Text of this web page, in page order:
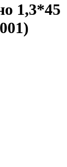
1,3*45